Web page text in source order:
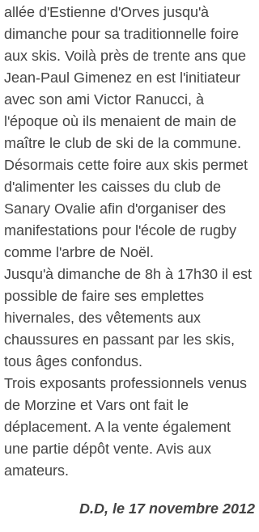
allée d'Estienne d'Orves jusqu'à
dimanche pour sa traditionnelle foire
aux skis. Voilà près de trente ans que
Jean-Paul Gimenez en est l'initiateur
avec son ami Victor Ranucci, à
l'époque où ils menaient de main de
maître le club de ski de la commune.
Désormais cette foire aux skis permet
d'alimenter les caisses du club de
Sanary Ovalie afin d'organiser des
manifestations pour l'école de rugby
comme l'arbre de Noël.
Jusqu'à dimanche de 8h à 17h30 il est
possible de faire ses emplettes
hivernales, des vêtements aux
chaussures en passant par les skis,
tous âges confondus.
Trois exposants professionnels venus
de Morzine et Vars ont fait le
déplacement. A la vente également
une partie dépôt vente. Avis aux
amateurs.
D.D, le 17 novembre 2012